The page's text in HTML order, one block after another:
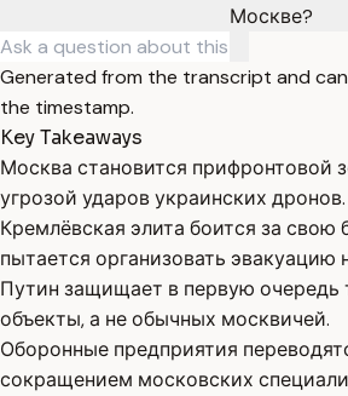
Москве?
Generated from the transcript and
the timestamp.
Key Takeaways
Москва становится прифронтовой
угрозой ударов украинских дронов.
Кремлёвская элита боится за свою
пытается организовать эвакуацию
Путин защищает в первую очередь
объекты, а не обычных москвичей.
Оборонные предприятия
сокращением московских